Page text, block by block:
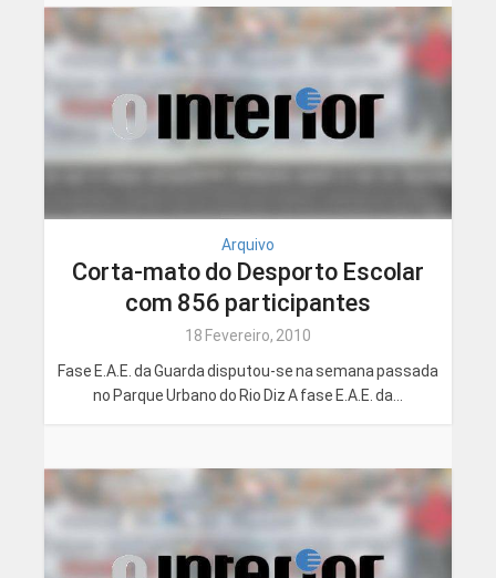
Arquivo
Corta-mato do Desporto Escolar
com 856 participantes
18 Fevereiro, 2010
Fase E.A.E. da Guarda disputou-se na semana passada
no Parque Urbano do Rio Diz A fase E.A.E. da...